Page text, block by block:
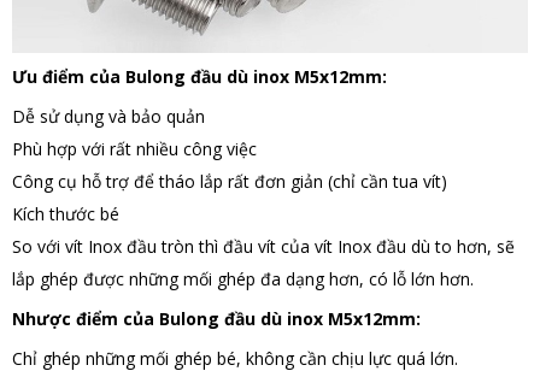
Ưu điểm của Bulong đầu dù inox M5x12mm:
Dễ sử dụng và bảo quản
Phù hợp với rất nhiều công việc
Công cụ hỗ trợ để tháo lắp rất đơn giản (chỉ cần tua vít)
Kích thước bé
So với vít Inox đầu tròn thì đầu vít của vít Inox đầu dù to hơn, sẽ
lắp ghép được những mối ghép đa dạng hơn, có lỗ lớn hơn.
Nhược điểm của Bulong đầu dù inox M5x12mm:
Chỉ ghép những mối ghép bé, không cần chịu lực quá lớn.